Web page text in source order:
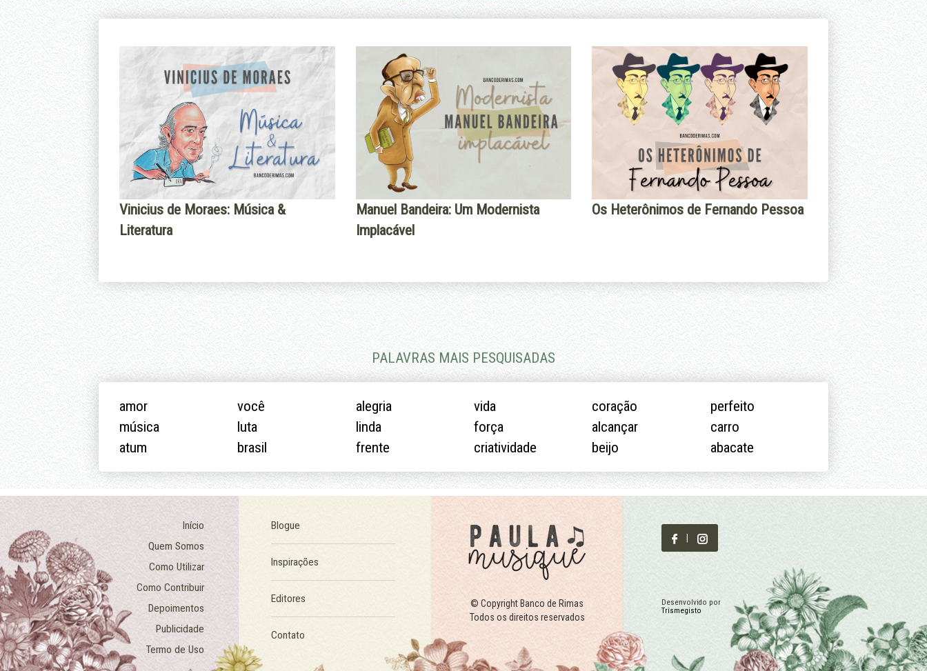
Vinicius de Moraes: Música &
Literatura
Manuel Bandeira: Um Modernista
Implacável
Os Heterônimos de Fernando Pessoa
PALAVRAS MAIS PESQUISADAS
amor você alegria vida coração
perfeito
música
luta linda força alcançar
carro
atum
brasil frente criatividade beijo abacate
Início
Quem Somos
Como Utilizar
Como Contribuir
Depoimentos
Publicidade
Termo de Uso
Blogue
Inspirações
Editores
Contato
© Copyright Banco de Rimas
Todos os direitos reservados
Desenvolvido por
Trismegisto